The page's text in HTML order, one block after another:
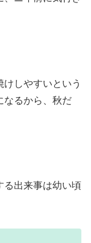
しやすいという
なるから、秋だ
る出来事は幼い頃